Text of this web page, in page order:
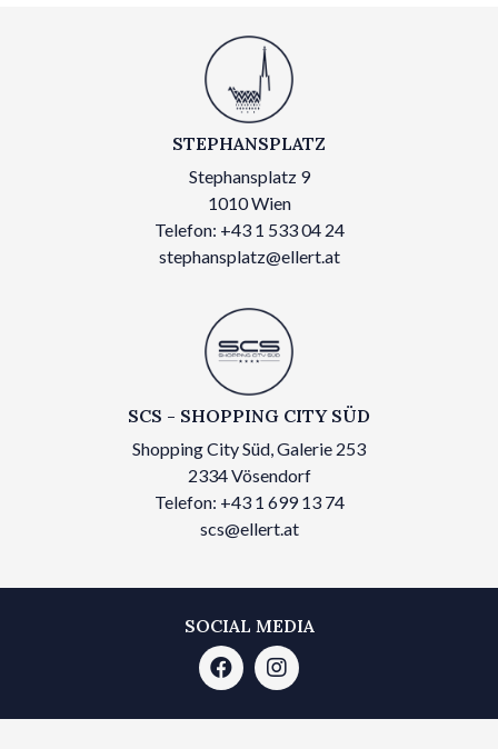
STEPHANSPLATZ
Stephansplatz 9
1010 Wien
Telefon: +43 1 533 04 24
stephansplatz@ellert.at
SCS - SHOPPING CITY SÜD
Shopping City Süd, Galerie 253
2334 Vösendorf
Telefon: +43 1 699 13 74
scs@ellert.at
SOCIAL MEDIA